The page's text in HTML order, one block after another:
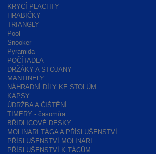
KRYCÍ PLACHTY
HRABIČKY
TRIANGLY
Pool
Snooker
Pyramida
POČÍTADLA
DRŽÁKY A STOJANY
MANTINELY
NÁHRADNÍ DÍLY KE STOLŮM
KAPSY
ÚDRŽBA A ČIŠTĚNÍ
TIMERY - časomíra
BŘIDLICOVÉ DESKY
MOLINARI TÁGA A PŘÍSLUŠENSTVÍ
PŘÍSLUŠENSTVÍ MOLINARI
PŘÍSLUŠENSTVÍ K TÁGŮM